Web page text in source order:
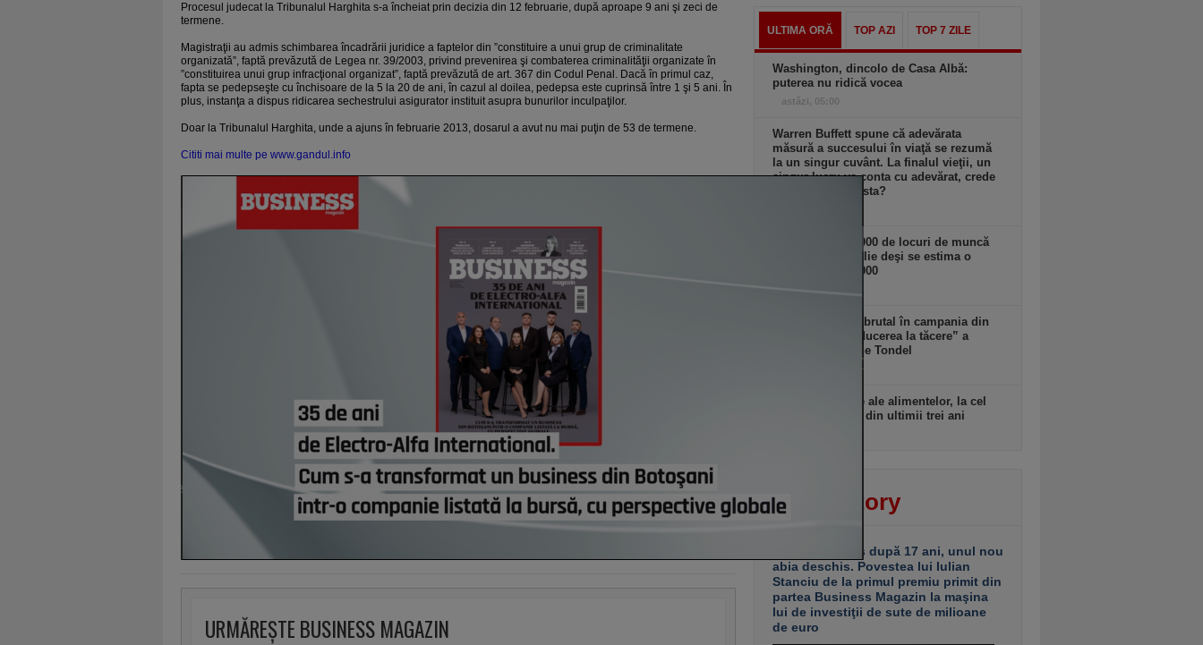
Procesul judecat la Tribunalul Harghita s-a încheiat prin decizia din 12 februarie, după aproape 9 ani şi zeci de
termene.
Magistraţii au admis schimbarea încadrării juridice a faptelor din ”constituire a unui grup de criminalitate
organizată”, faptă prevăzută de Legea nr. 39/2003, privind prevenirea şi combaterea criminalităţii organizate în
”constituirea unui grup infracţional organizat”, faptă prevăzută de art. 367 din Codul Penal. Dacă în primul caz,
fapta se pedepseşte cu închisoare de la 5 la 20 de ani, în cazul al doilea, pedepsa este cuprinsă între 1 şi 5 ani. În
plus, instanţa a dispus ridicarea sechestrului asigurator instituit asupra bunurilor inculpaţilor.
Doar la Tribunalul Harghita, unde a ajuns în februarie 2013, dosarul a avut nu mai puţin de 53 de termene.
Cititi mai multe pe www.gandul.info
URMĂREȘTE BUSINESS MAGAZIN
ULTIMA ORĂ TOP AZI TOP 7 ZILE
Washington, dincolo de Casa Albă:
puterea nu ridică vocea
astăzi, 05:00
Warren Buffett spune că adevărata
măsură a succesului în viaţă se rezumă
la un singur cuvânt. La finalul vieţii, un
singur lucru va conta cu adevărat, crede
el. Care este acesta?
Şoc în SUA. 23.000 de locuri de muncă
au dispărut în iulie deşi se estima o
creştere de 100.000
Elon Musk intră brutal în campania din
Franţa: cere „reducerea la tăcere” a
candidatei Marine Tondel
Preţurile globale ale alimentelor, la cel
mai ridicat nivel din ultimii trei ani
Cover story
Un pariu închis după 17 ani, unul nou
abia deschis. Povestea lui Iulian
Stanciu de la primul premiu primit din
partea Business Magazin la maşina
lui de investiţii de sute de milioane
de euro